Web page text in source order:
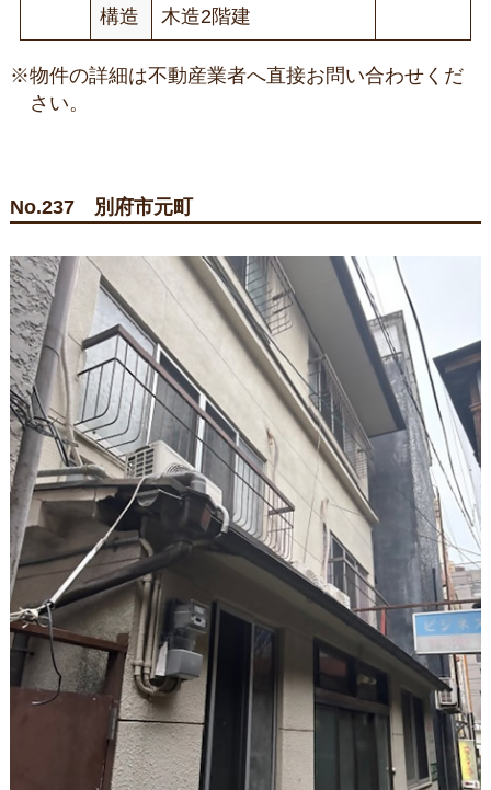
構造 木造2階建
※物件の詳細は不動産業者へ直接お問い合わせくだ
さい。
No.237 別府市元町